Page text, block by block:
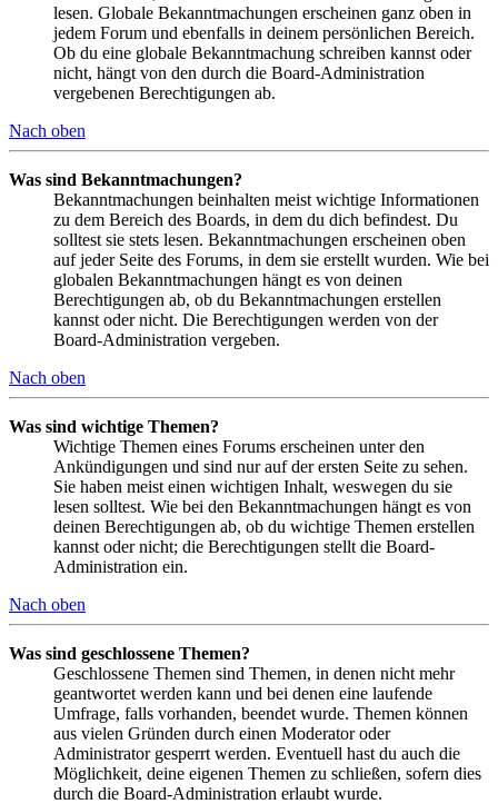
lesen. Globale Bekanntmachungen erscheinen ganz oben in
jedem Forum und ebenfalls in deinem persönlichen Bereich.
Ob du eine globale Bekanntmachung schreiben kannst oder
nicht, hängt von den durch die Board-Administration
vergebenen Berechtigungen ab.
Nach oben
Was sind Bekanntmachungen?
Bekanntmachungen beinhalten meist wichtige Informationen
zu dem Bereich des Boards, in dem du dich befindest. Du
solltest sie stets lesen. Bekanntmachungen erscheinen oben
auf jeder Seite des Forums, in dem sie erstellt wurden. Wie bei
globalen Bekanntmachungen hängt es von deinen
Berechtigungen ab, ob du Bekanntmachungen erstellen
kannst oder nicht. Die Berechtigungen werden von der
Board-Administration vergeben.
Nach oben
Was sind wichtige Themen?
Wichtige Themen eines Forums erscheinen unter den
Ankündigungen und sind nur auf der ersten Seite zu sehen.
Sie haben meist einen wichtigen Inhalt, weswegen du sie
lesen solltest. Wie bei den Bekanntmachungen hängt es von
deinen Berechtigungen ab, ob du wichtige Themen erstellen
kannst oder nicht; die Berechtigungen stellt die Board-
Administration ein.
Nach oben
Was sind geschlossene Themen?
Geschlossene Themen sind Themen, in denen nicht mehr
geantwortet werden kann und bei denen eine laufende
Umfrage, falls vorhanden, beendet wurde. Themen können
aus vielen Gründen durch einen Moderator oder
Administrator gesperrt werden. Eventuell hast du auch die
Möglichkeit, deine eigenen Themen zu schließen, sofern dies
durch die Board-Administration erlaubt wurde.